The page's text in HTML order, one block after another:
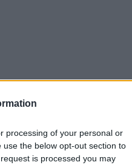
processing of your personal or
the below opt-out section to
is processed you may